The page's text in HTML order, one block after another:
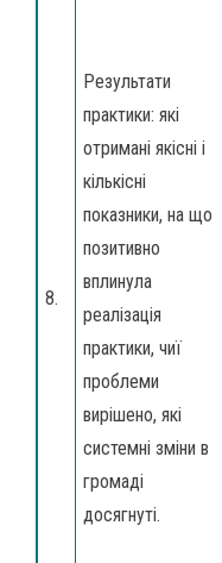
8.
Результати
практики: які
отримані якісні і
кількісні
показники, на що
позитивно
вплинула
реалізація
практики, чиї
проблеми
вирішено, які
системні зміни в
громаді
досягнуті.